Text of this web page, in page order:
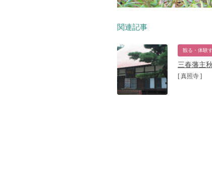
関連記事
観る・体験
三春藩主
[ 真照寺 ]